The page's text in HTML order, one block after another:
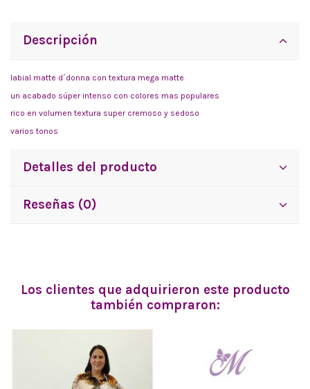
Descripción
labial matte d´donna con textura mega matte
un acabado súper intenso con colores mas populares
rico en volumen textura super cremoso y sedoso
varios tonos
Detalles del producto
Reseñas (0)
Los clientes que adquirieron este producto
también compraron: